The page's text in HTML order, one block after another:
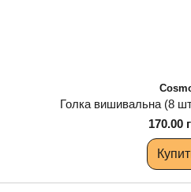
Голка вишивальна (8
170.00